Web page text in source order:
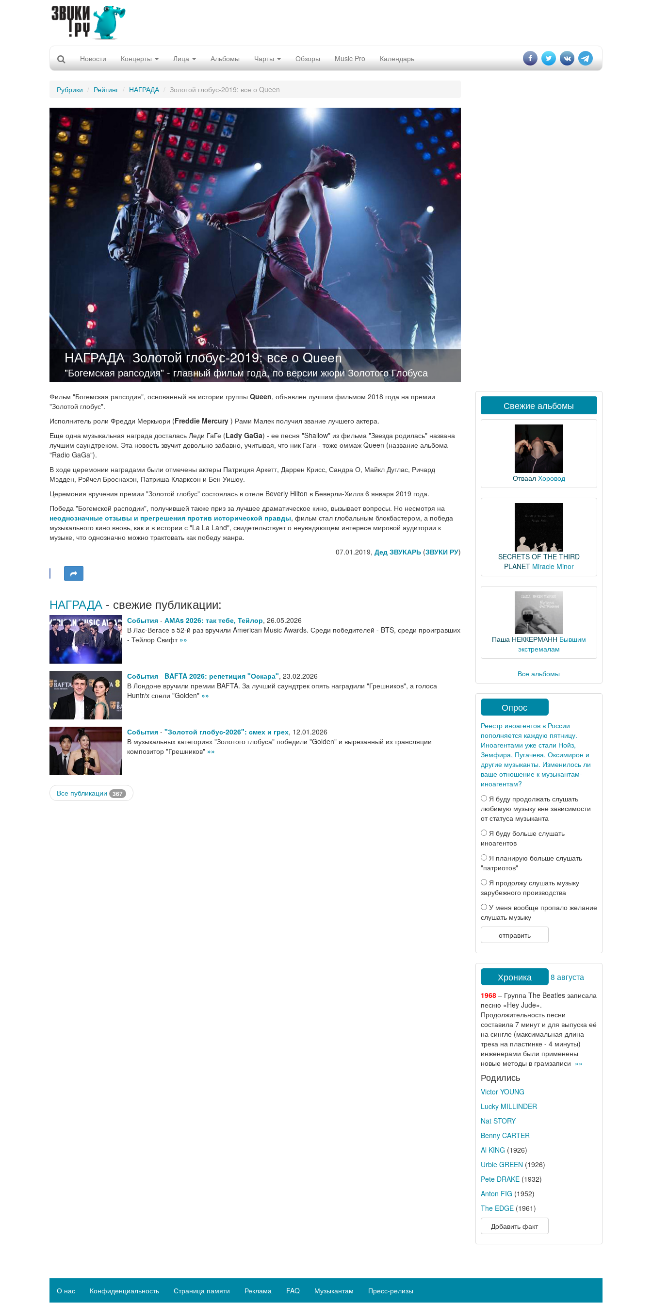
Новости Концерты Лица Альбомы Чарты Обзоры Music Pro Календарь
Рубрики Рейтинг НАГРАДА Золотой глобус-2019: все о Queen
НАГРАДА Золотой глобус-2019: все о Queen
"Богемская рапсодия" - главный фильм года, по версии жюри Золотого Глобуса
Фильм "Богемская рапсодия", основанный на истории группы Queen, объявлен лучшим фильмом 2018 года на премии
"Золотой глобус".
Исполнитель роли Фредди Меркьюри (Freddie Mercury ) Рами Малек получил звание лучшего актера.
Еще одна музыкальная награда досталась Леди ГаГе (Lady GaGa) - ее песня "Shallow" из фильма "Звезда родилась" названа
лучшим саундтреком. Эта новость звучит довольно забавно, учитывая, что ник Гаги - тоже оммаж Queen (название альбома
"Radio GaGa").
В ходе церемонии наградами были отмечены актеры Патриция Аркетт, Даррен Крисс, Сандра О, Майкл Дуглас, Ричард
Мэдден, Рэйчел Броснахэн, Патриша Кларксон и Бен Уишоу.
Церемония вручения премии "Золотой глобус" состоялась в отеле Beverly Hilton в Беверли-Хиллз 6 января 2019 года.
Победа "Богемской расподии", получившей также приз за лучшее драматическое кино, вызывает вопросы. Но несмотря на
неоднозначные отзывы и прегрешения против исторической правды, фильм стал глобальным блокбастером, а победа
музыкального кино вновь, как и в истории с "La La Land", свидетельствует о неувядающем интересе мировой аудитории к
музыке, что однозначно можно трактовать как победу жанра.
07.01.2019, Дед ЗВУКАРЬ(ЗВУКИ РУ)
НАГРАДА - свежие публикации:
События - АМАs 2026: так тебе, Тейлор, 26.05.2026
В Лас-Вегасе в 52-й раз вручили American Music Awards. Среди победителей - BTS, среди проигравших
- Тейлор Свифт »»
События - BAFTA 2026: репетиция "Оскара", 23.02.2026
В Лондоне вручили премии BAFTA. За лучший саундтрек опять наградили "Грешников", а голоса
Huntr/x спели "Golden" »»
События - "Золотой глобус-2026": смех и грех, 12.01.2026
В музыкальных категориях "Золотого глобуса" победили "Golden" и вырезанный из трансляции
композитор "Грешников" »»
Все публикации 367
Свежие альбомы
Отваал Хоровод
SECRETS OF THE THIRD
PLANET Miracle Minor
Паша НЕККЕРМАНН Бывшим
экстремалам
Все альбомы
Опрос
Реестр иноагентов в России
пополняется каждую пятницу.
Иноагентами уже стали Нойз,
Земфира, Пугачева, Оксимирон и
другие музыканты. Изменилось ли
ваше отношение к музыкантам-
иноагентам?
Я буду продолжать слушать
любимую музыку вне зависимости
от статуса музыканта
Я буду больше слушать
иноагентов
Я планирую больше слушать
"патриотов"
Я продолжу слушать музыку
зарубежного производства
У меня вообще пропало желание
слушать музыку
отправить
Хроника 8 августа
1968– Группа The Beatles записала
песню «Hey Jude».
Продолжительность песни
составила 7 минут и для выпуска её
на сингле (максимальная длина
трека на пластинке - 4 минуты)
инженерами были применены
новые методы в грамзаписи »»
Родились
Victor YOUNG
Lucky MILLINDER
Nat STORY
Benny CARTER
Al KING (1926)
Urbie GREEN (1926)
Pete DRAKE(1932)
Anton FIG (1952)
The EDGE(1961)
Добавить факт
О нас Конфиденциальность Страница памяти Реклама FAQ Музыкантам Пресс-релизы